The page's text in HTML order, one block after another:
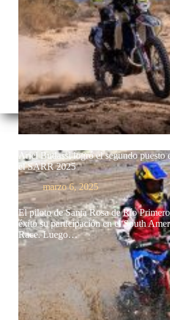
Ariel Budassi logró el segundo puesto
el SARR 2025
marzo 6, 2025
El piloto de Santa Rosa de Río
éxito su participación en el South
Race. Luego…